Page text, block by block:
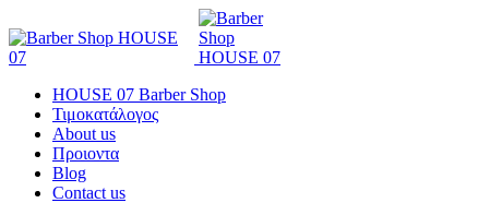
HOUSE 07 Barber Shop
Τιμοκατάλογος
About us
Προιοντα
Blog
Contact us